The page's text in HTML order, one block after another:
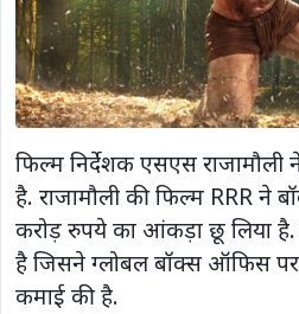
फिल्म निर्देशक एसएस राजामौली ने
है. राजामौली की फिल्म RRR ने
करोड़ रुपये का आंकड़ा छू लिया है.
है जिसने ग्लोबल बॉक्स ऑफिस
कमाई की है.